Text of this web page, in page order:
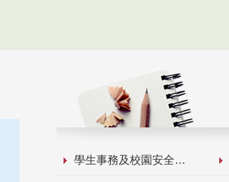
學生事務及校園安全